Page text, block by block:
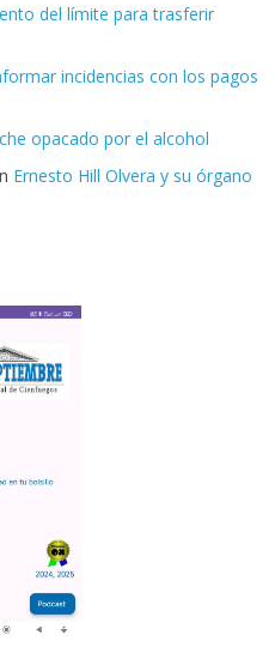
del límite para trasferir
incidencias con los pagos
opacado por el alcohol
Ernesto Hill Olvera y su órgano